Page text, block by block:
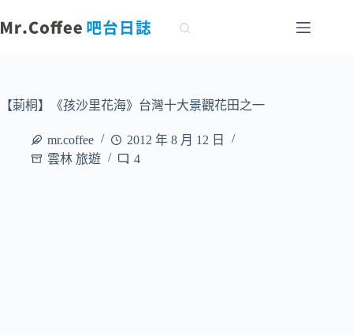
至
容【莿桐】《孩沙里花海》台灣十大景觀花田之一
mr.coffee
2012 年 8 月 12 日
雲林 旅遊
4